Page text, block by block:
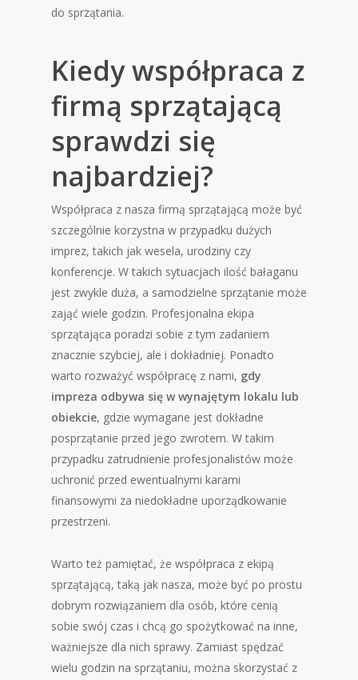
do sprzątania.
Kiedy współpraca z
firmą sprzątającą
sprawdzi się
najbardziej?
Współpraca z nasza firmą sprzątającą może być
szczególnie korzystna w przypadku dużych
imprez, takich jak wesela, urodziny czy
konferencje. W takich sytuacjach ilość bałaganu
jest zwykle duża, a samodzielne sprzątanie może
zająć wiele godzin. Profesjonalna ekipa
sprzątająca poradzi sobie z tym zadaniem
znacznie szybciej, ale i dokładniej. Ponadto
warto rozważyć współpracę z nami, gdy
impreza odbywa się w wynajętym lokalu lub
obiekcie, gdzie wymagane jest dokładne
posprzątanie przed jego zwrotem. W takim
przypadku zatrudnienie profesjonalistów może
uchronić przed ewentualnymi karami
finansowymi za niedokładne uporządkowanie
przestrzeni.
Warto też pamiętać, że współpraca z ekipą
sprzątającą, taką jak nasza, może być po prostu
dobrym rozwiązaniem dla osób, które cenią
sobie swój czas i chcą go spożytkować na inne,
ważniejsze dla nich sprawy. Zamiast spędzać
wielu godzin na sprzątaniu, można skorzystać z